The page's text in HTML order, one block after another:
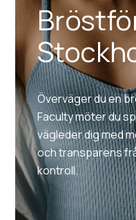
Överväger du en
Faculty möter du
vägleder dig med
och transparens
kontroll.